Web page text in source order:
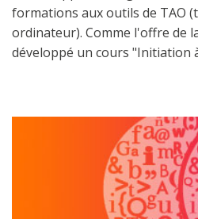
formations aux outils de TAO
ordinateur). Comme l'offre de
développé un cours "Initiation